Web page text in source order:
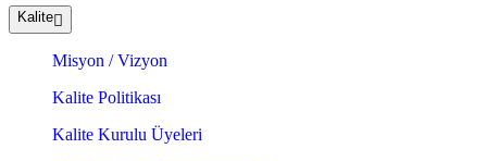
Kalite
Misyon / Vizyon
Kalite Politikası
Kalite Kurulu Üyeleri